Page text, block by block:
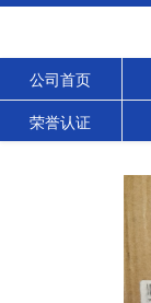
公司首页
荣誉认证